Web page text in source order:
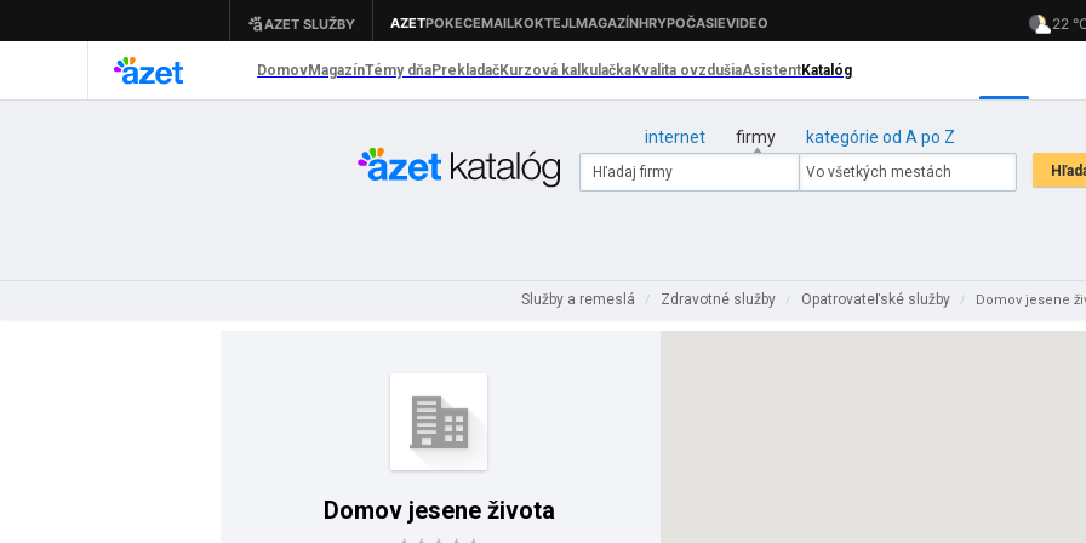
internet firmy kategórie od A po Z
Služby a remeslá / Zdravotné služby / Opatrovateľské služby / Domov jesene
Domov jesene života